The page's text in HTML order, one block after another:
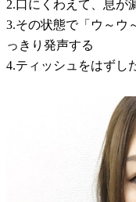
2.口にくわえて、息が
3.その状態で「ウ～ウ
っきり発声する
4.ティッシュをはずし